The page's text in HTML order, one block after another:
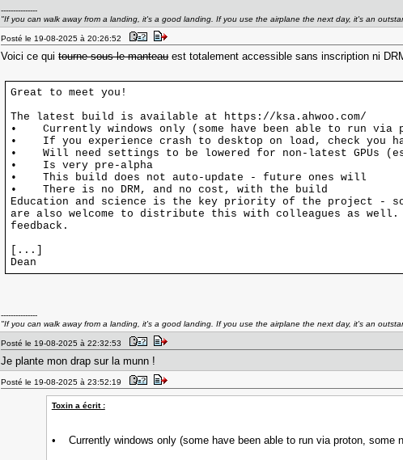
---------------
"If you can walk away from a landing, it's a good landing. If you use the airplane the next day, it's an
Posté le 19-08-2025 à 20:26:52
Voici ce quitourne sous le manteauest totalement accessible sans inscription ni
Great to meet you!
The latest build is available at https://ksa.ahwoo.com/
• Currently windows only (some have been able to run via
• If you experience crash to desktop on load, check you
• Will need settings to be lowered for non-latest GPUs
• Is very pre-alpha
• This build does not auto-update - future ones will
• There is no DRM, and no cost, with the build
Education and science is the key priority of the project -
are also welcome to distribute this with colleagues as
feedback.
[...]
Dean
---------------
"If you can walk away from a landing, it's a good landing. If you use the airplane the next day, it's an
Posté le 19-08-2025 à 22:32:53
Je plante mon drap sur la munn !
Posté le 19-08-2025 à 23:52:19
Toxin a écrit :
• Currently windows only (some have been able to run via proton, some